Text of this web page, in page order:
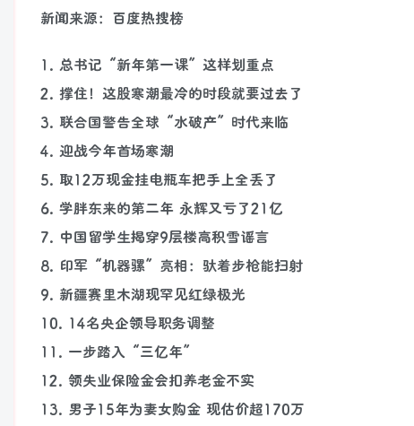
新闻来源：百度热搜榜
1. 总书记“新年第一课”这样划重点
2. 撑住！这股寒潮最冷的时段就要过去了
3. 联合国警告全球“水破产”时代来临
4. 迎战今年首场寒潮
5. 取12万现金挂电瓶车把手上全丢了
6. 学胖东来的第二年 永辉又亏了21亿
7. 中国留学生揭穿9层楼高积雪谣言
8. 印军“机器骡”亮相：驮着步枪能扫射
9. 新疆赛里木湖现罕见红绿极光
10. 14名央企领导职务调整
11. 一步踏入“三亿年”
12. 领失业保险金会扣养老金不实
13. 男子15年为妻女购金 现估价超170万